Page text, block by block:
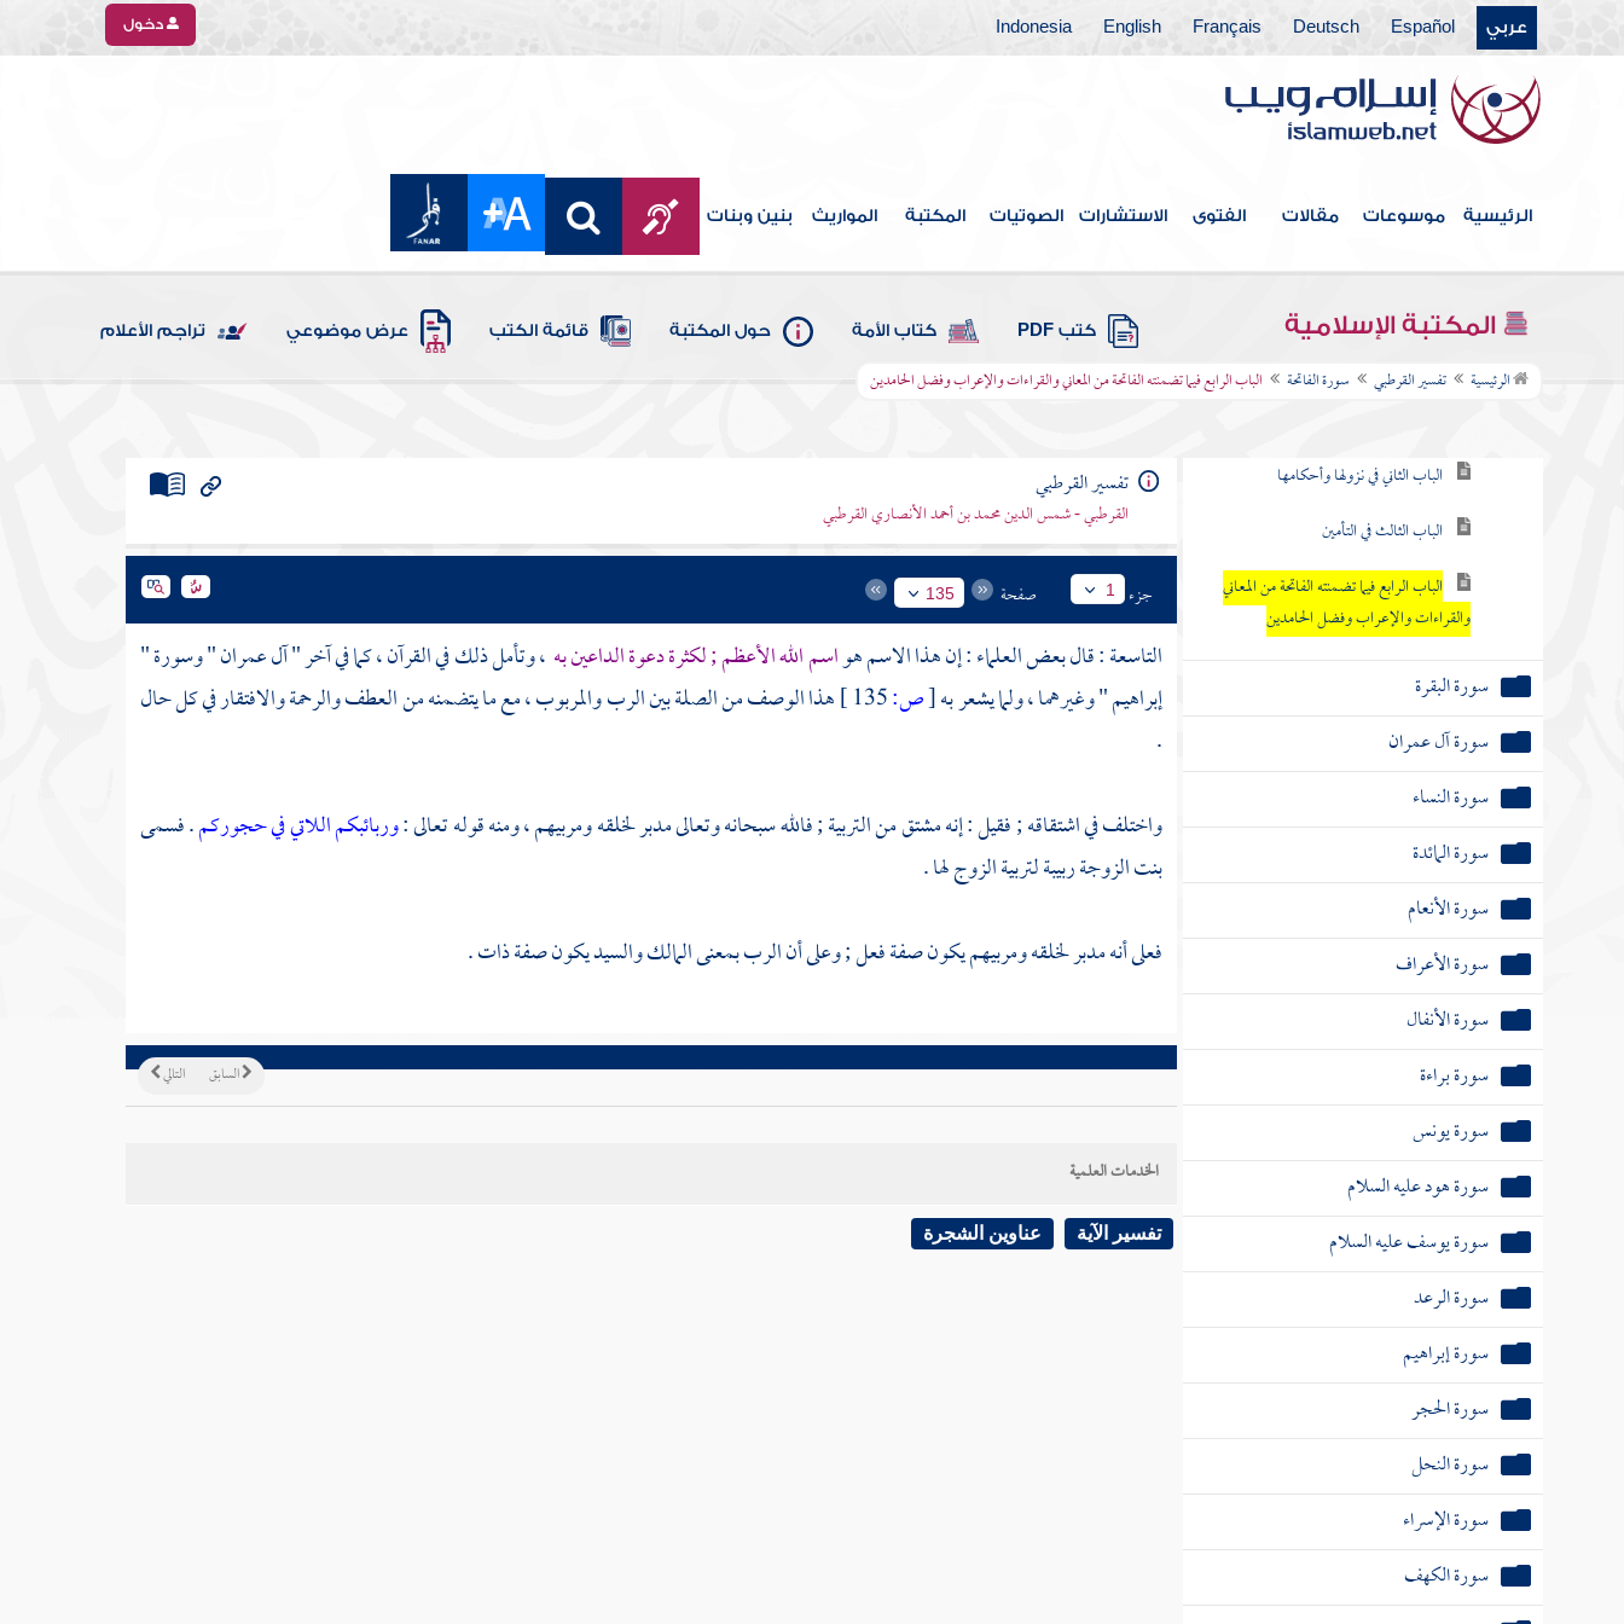
عربي Español
Deutsch
Français
English
Indonesia دخول
الرئيسية موسوعات مقالات الفتوى الاستشارات الصوتيات المكتبة المواريث بنين وبنات
المكتبة الإسلامية كتب PDF كتاب الأمة حول المكتبة قائمة الكتب عرض موضوعي تراجم الأعلام
الرئيسية تفسير القرطبي سورة الفاتحة الباب الرابع فيما تضمنته الفاتحة من المعاني والقراءات والإعراب وفضل الحامدين
باب ما جاء من الحجة في الرد على
من طعن في القرآن وخالف مصحف
عثمان بالزيادة والنقصان
القول في الاستعاذة
بسم الله الرحمن الرحيم
سورة الفاتحة
الباب الثاني في نزولها وأحكامها
الباب الثالث في التأمين
الباب الرابع فيما تضمنته الفاتحة من المعاني
والقراءات والإعراب وفضل الحامدين
سورة البقرة
سورة آل عمران
سورة النساء
سورة المائدة
سورة الأنعام
سورة الأعراف
سورة الأنفال
سورة براءة
سورة يونس
سورة هود عليه السلام
سورة يوسف عليه السلام
سورة الرعد
سورة إبراهيم
سورة الحجر
سورة النحل
سورة الإسراء
سورة الكهف
تفسير القرطبي
القرطبي - شمس الدين محمد بن أحمد الأنصاري القرطبي
جزء 1 صفحة 135
التاسعة : قال بعض العلماء : إن هذا الاسم هواسم الله الأعظم ; لكثرة دعوة الداعين به ، وتأمل ذلك في القرآن ، كما في آخر " آل عمران " وسورة "
إبراهيم " وغيرهما ، ولما يشعر به[ص:
هذا الوصف من الصلة بين الرب والمربوب ، مع ما يتضمنه من العطف والرحمة والافتقار في كل حال
.
واختلف في اشتقاقه ; فقيل : إنه مشتق من التربية ; فالله سبحانه وتعالى مدبر لخلقه ومربيهم ، ومنه قوله تعالى :وربائبكم اللاتي في حجوركم. فسمى
بنت الزوجة ربيبة لتربية الزوج لها .
فعلى أنه مدبر لخلقه ومربيهم يكون صفة فعل ; وعلى أن الرب بمعنى المالك والسيد يكون صفة ذات .
التالي السابق
الخدمات العلمية
تفسير الآية عناوين الشجرة